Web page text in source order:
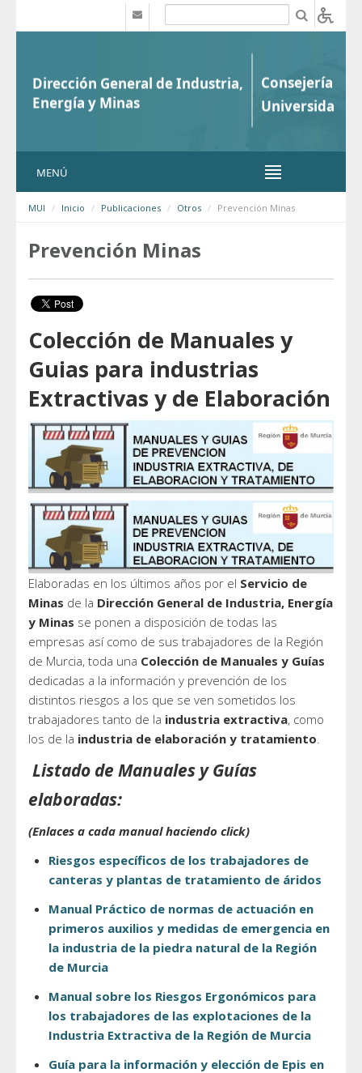
MENÚ
MUI Inicio Publicaciones Otros Prevención Minas
Prevención Minas
Colección de Manuales y
Guias para industrias
Extractivas y de Elaboración
Elaboradas en los últimos años por el Servicio de
Minas de la Dirección General de Industria, Energía
y Minas se ponen a disposición de todas las
empresas así como de sus trabajadores de la Región
de Murcia, toda una Colección de Manuales y Guías
dedicadas a la información y prevención de los
distintos riesgos a los que se ven sometidos los
trabajadores tanto de la industria extractiva, como
los de la industria de elaboración y tratamiento
Listado de Manuales y Guías
elaboradas:
(Enlaces a cada manual haciendo click)
Riesgos específicos de los trabajadores de
canteras y plantas de tratamiento de áridos
Manual Práctico de normas de actuación en
primeros auxilios y medidas de emergencia en
la industria de la piedra natural de la Región
de Murcia
Manual sobre los Riesgos Ergonómicos para
los trabajadores de las explotaciones de la
Industria Extractiva de la Región de Murcia
Guía para la información y elección de Epis en